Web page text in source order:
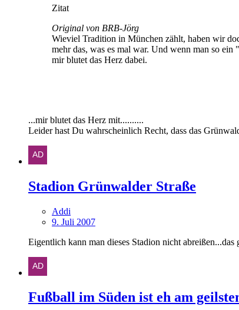
Zitat
Original von BRB-Jörg
Wieviel Tradition in München zählt, haben wir
mehr das, was es mal war. Und wenn man so
mir blutet das Herz dabei.
...mir blutet das Herz mit..........
Leider hast Du wahrscheinlich Recht, dass das
Stadion Grünwalder Straße
Addi
9. Juli 2007
Eigentlich kann man dieses Stadion nicht
Fußball im Süden ist eh am